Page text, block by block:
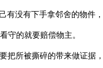
有没有下手拿邻舍的物件
守的就要赔偿物主。
把所被撕碎的带来做证据